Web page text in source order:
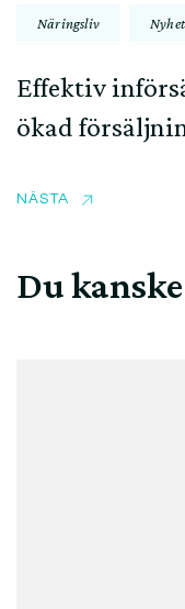
Näringsliv
Effektiv
ökad
NÄSTA
Du